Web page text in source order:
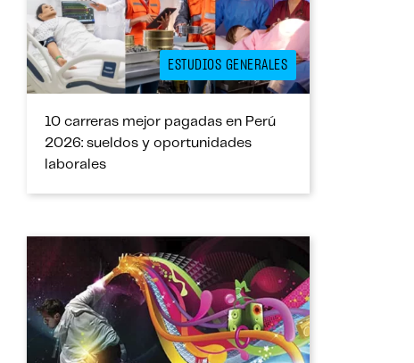
ESTUDIOS GENERALES
10 carreras mejor pagadas en Perú
2026: sueldos y oportunidades
laborales